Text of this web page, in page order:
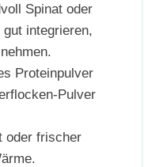
Spinat oder
integrieren,
Proteinpulver
Pulver
oder frischer